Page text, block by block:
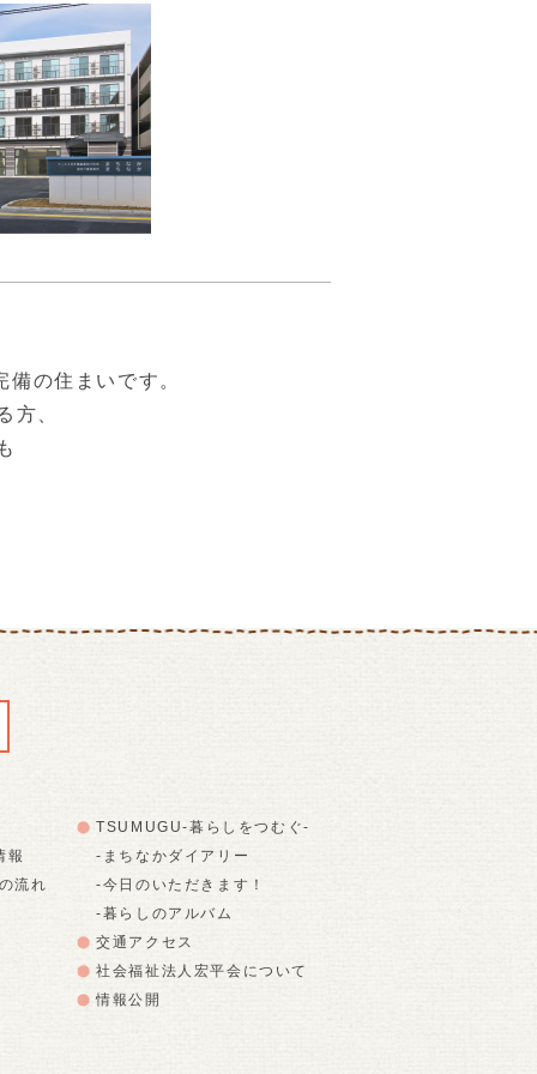
の住まいです。
方、
報
流れ
TSUMUGU-暮らしをつむぐ-
-まちなかダイアリー
-今日のいただきます！
-暮らしのアルバム
交通アクセス
社会福祉法人宏平会について
情報公開